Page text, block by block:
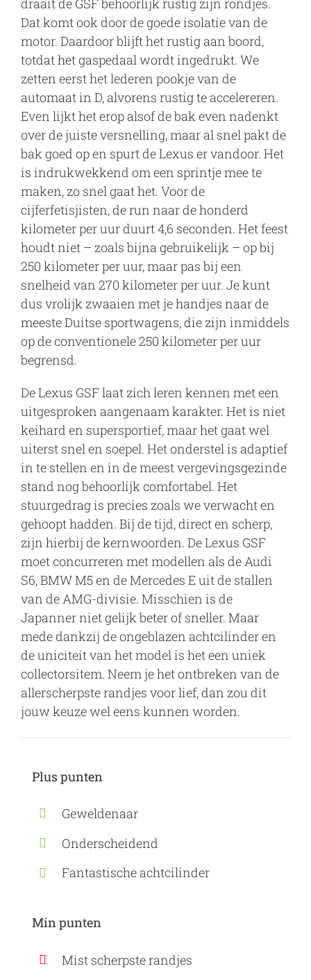
Dat komt ook door de goede isolatie van de
motor. Daardoor blijft het rustig aan boord,
totdat het gaspedaal wordt ingedrukt. We
zetten eerst het lederen pookje van de
automaat in D, alvorens rustig te accelereren.
Even lijkt het erop alsof de bak even nadenkt
over de juiste versnelling, maar al snel pakt de
bak goed op en spurt de Lexus er vandoor. Het
is indrukwekkend om een sprintje mee te
maken, zo snel gaat het. Voor de
cijferfetisjisten, de run naar de honderd
kilometer per uur duurt 4,6 seconden. Het feest
houdt niet – zoals bijna gebruikelijk – op bij
250 kilometer per uur, maar pas bij een
snelheid van 270 kilometer per uur. Je kunt
dus vrolijk zwaaien met je handjes naar de
meeste Duitse sportwagens, die zijn inmiddels
op de conventionele 250 kilometer per uur
begrensd.
De Lexus GSF laat zich leren kennen met een
uitgesproken aangenaam karakter. Het is niet
keihard en supersportief, maar het gaat wel
uiterst snel en soepel. Het onderstel is adaptief
in te stellen en in de meest vergevingsgezinde
stand nog behoorlijk comfortabel. Het
stuurgedrag is precies zoals we verwacht en
gehoopt hadden. Bij de tijd, direct en scherp,
zijn hierbij de kernwoorden. De Lexus GSF
moet concurreren met modellen als de Audi
S6, BMW M5 en de Mercedes E uit de stallen
van de AMG-divisie. Misschien is de
Japanner niet gelijk beter of sneller. Maar
mede dankzij de ongeblazen achtcilinder en
de uniciteit van het model is het een uniek
collectorsitem. Neem je het ontbreken van de
allerscherpste randjes voor lief, dan zou dit
jouw keuze wel eens kunnen worden.
Plus punten
Geweldenaar
Onderscheidend
Fantastische achtcilinder
Min punten
Mist scherpste randjes